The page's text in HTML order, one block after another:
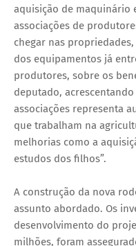
aquisição de maquinário
associações de
chegar nas
dos equipamentos já
produtores, sobre os
deputado,
associações representa
que trabalham na
melhorias como a
estudos dos filhos”.
A construção da nova
assunto abordado. Os
desenvolvimento do
milhões, foram